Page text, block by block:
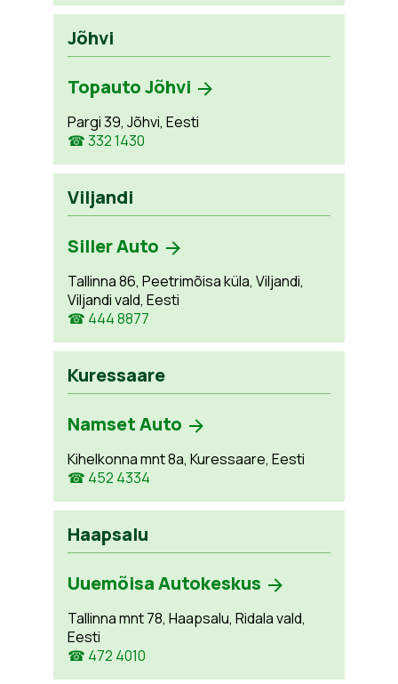
Jõhvi
Topauto Jõhvi
Pargi 39, Jõhvi, Eesti
☎ 332 1430
Viljandi
Siller Auto
Tallinna 86, Peetrimõisa küla, Viljandi,
Viljandi vald, Eesti
☎ 444 8877
Kuressaare
Namset Auto
Kihelkonna mnt 8a, Kuressaare, Eesti
☎ 452 4334
Haapsalu
Uuemõisa Autokeskus
Tallinna mnt 78, Haapsalu, Ridala vald,
Eesti
☎ 472 4010